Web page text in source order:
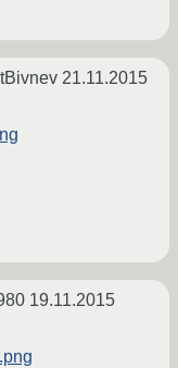
21.11.2015
19.11.2015